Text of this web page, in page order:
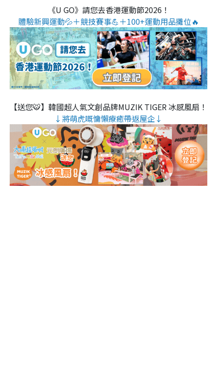
《U GO》請您去香港運動節2026！
體驗新興運動💦＋競技賽事💪＋100+運動用品攤位🔥
【送您🐯】韓國超人氣文創品牌MUZIK TIGER 冰感風扇！
↓將萌虎嘅慵懶療癒帶返屋企↓